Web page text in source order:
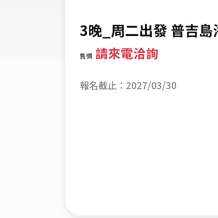
3晚_周二出發 普吉島
售價 請來電洽詢
報名截止：2027/03/30